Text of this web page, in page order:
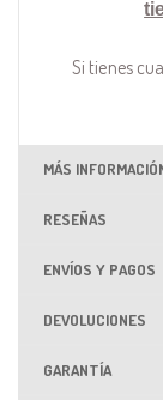
Si tienes
MÁS
RESEÑAS
ENVÍOS Y PAGOS
DEVOLUCIONES
GARANTÍA